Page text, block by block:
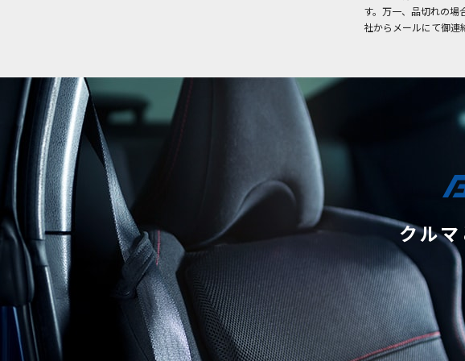
す。万一、品切れの場
社からメールにて御連
クル